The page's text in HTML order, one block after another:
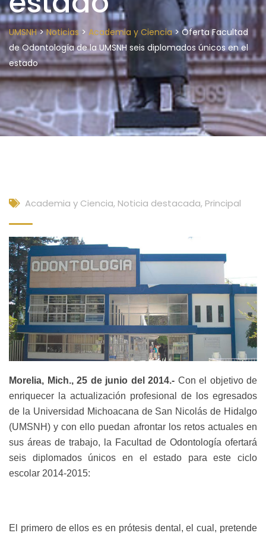
UMSNH>Noticias > Academia y Ciencia>Oferta Facultad
de Odontología de la UMSNH seis diplomados únicos en el
estado
Academia y Ciencia, Noticia destacada, Principal
Morelia, Mich., 25 de junio del 2014.- Con el objetivo de
enriquecer la actualización profesional de los egresados
de la Universidad Michoacana de San Nicolás de Hidalgo
(UMSNH) y con ello puedan afrontar los retos actuales en
sus áreas de trabajo, la Facultad de Odontología ofertará
seis diplomados únicos en el estado para este ciclo
escolar 2014-2015:
El primero de ellos es en prótesis dental, el cual, pretende